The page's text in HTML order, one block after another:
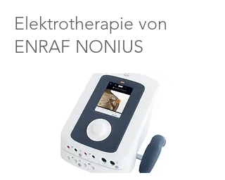
Elektrotherapie von
ENRAF NONIUS